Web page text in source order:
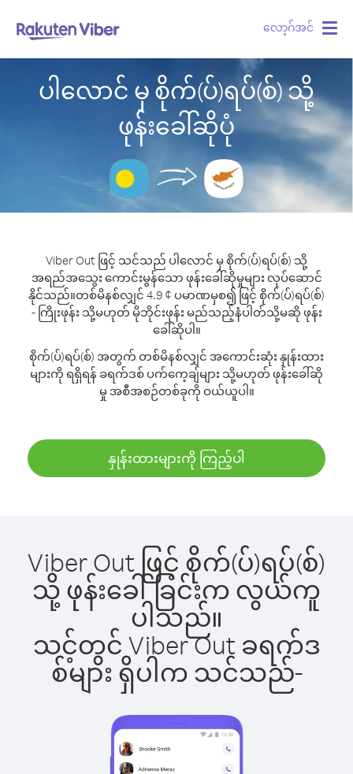
လော့ဂ်အင်
ပါလောင် မှ စိုက်(ပ်)ရပ်(စ်) သို့
ဖုန်းခေါ်ဆိုပုံ
Viber Out ဖြင့် သင်သည် ပါလောင် မှ စိုက်(ပ်)ရပ်(စ်) သို့
အရည်အသွေး ကောင်းမွန်သော ဖုန်းခေါ်ဆိုမှုများ လုပ်ဆောင်
နိုင်သည်။တစ်မိနစ်လျှင် 4.9 ¢ ပမာဏမှစ၍ ဖြင့် စိုက်(ပ်)ရပ်(စ်)
- ကြိုးဖုန်း သို့မဟုတ် မိုဘိုင်းဖုန်း မည်သည့်နံပါတ်သို့မဆို ဖုန်း
ခေါ်ဆိုပါ။
စိုက်(ပ်)ရပ်(စ်) အတွက် တစ်မိနစ်လျှင် အကောင်းဆုံး နှုန်းထား
များကို ရရှိရန် ခရက်ဒစ် ပက်ကေ့ချ်များ သို့မဟုတ် ဖုန်းခေါ်ဆို
မှု အစီအစဉ်တစ်ခုကို ဝယ်ယူပါ။
နှုန်းထားများကို ကြည့်ပါ
Viber Out ဖြင့် စိုက်(ပ်)ရပ်(စ်)
သို့ ဖုန်းခေါ်ခြင်းက လွယ်ကူ
ပါသည်။
သင့်တွင် Viber Out ခရက်ဒ
စ်များ ရှိပါက သင်သည်-